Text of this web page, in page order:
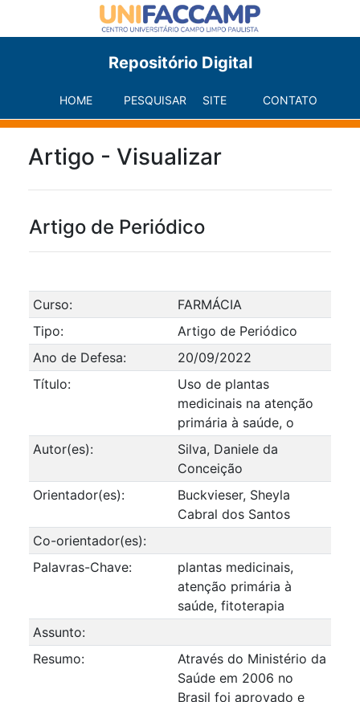
Repositório Digital
HOME PESQUISAR SITE CONTATO
Artigo - Visualizar
Artigo de Periódico
Curso:
FARMÁCIA
Tipo:
Artigo de Periódico
Ano de Defesa:
20/09/2022
Título:
Uso de plantas
medicinais na atenção
primária à saúde, o
Autor(es):
Silva, Daniele da
Conceição
Orientador(es):
Buckvieser, Sheyla
Cabral dos Santos
Co-orientador(es):
Palavras-Chave:
plantas medicinais,
atenção primária à
saúde, fitoterapia
Assunto:
Resumo:
Através do Ministério da
Saúde em 2006 no
Brasil foi aprovado e